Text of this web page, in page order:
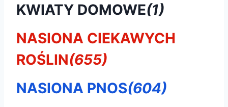
KWIATY DOMOWE(1)
NASIONA CIEKAWYCH
ROŚLIN(655)
NASIONA PNOS(604)